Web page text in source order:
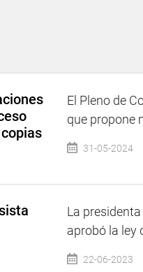
El Pleno de
que propone
31-05-2024
La
aprobó la ley
22-06-2023